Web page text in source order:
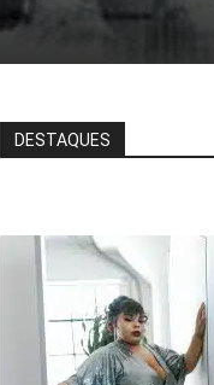
DESTAQUES